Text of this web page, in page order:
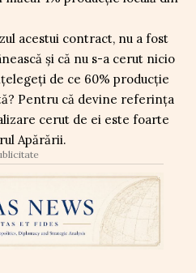
acestui contract, nu a fost
și că nu s-a cerut nicio
de ce 60% producție
Pentru că devine referința
cerut de ei este foarte
Apărării.